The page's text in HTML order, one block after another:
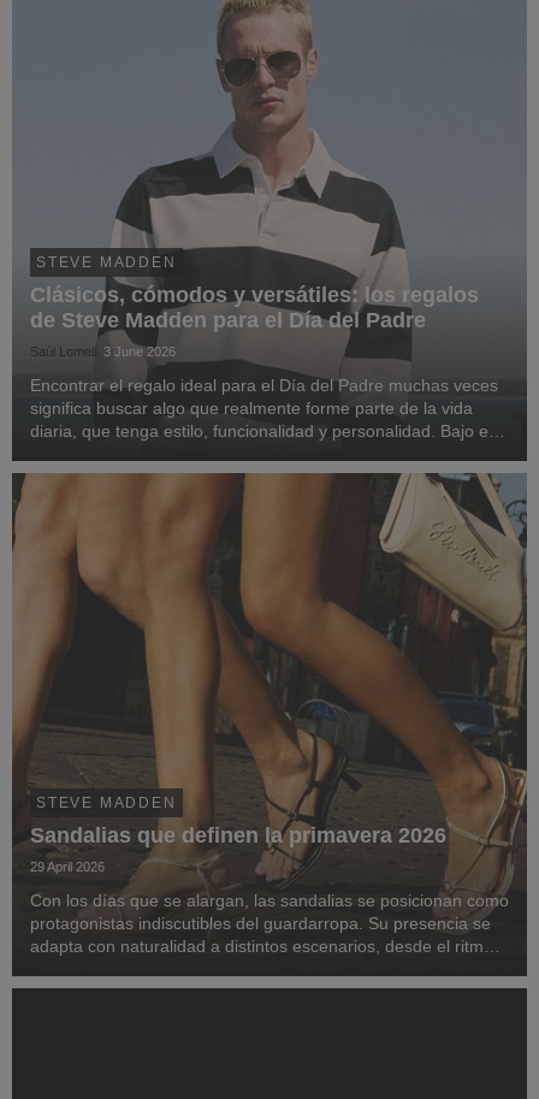
STEVE MADDEN
Clásicos, cómodos y versátiles: los regalos
de Steve Madden para el Día del Padre
Saúl Lomelí 3 June 2026
Encontrar el regalo ideal para el Día del Padre muchas veces
significa buscar algo que realmente forme parte de la vida
diaria, que tenga estilo, funcionalidad y personalidad. Bajo esa
celebrar a todos los tipos ...
STEVE MADDEN
Sandalias que definen la primavera 2026
29 April 2026
Con los días que se alargan, las sandalias se posicionan como
protagonistas indiscutibles del guardarropa. Su presencia se
adapta con naturalidad a distintos escenarios, desde el ritmo
descanso. En este contexto, la...